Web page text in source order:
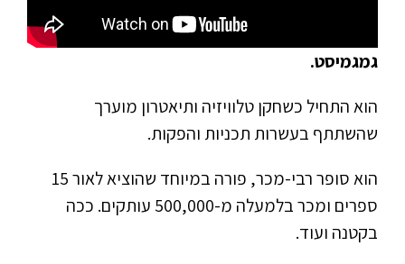
גמגמיסט.
הוא התחיל כשחקן טלוויזיה ותיאטרון מוערך
שהשתתף בעשרות תכניות והפקות.
הוא סופר רבי-מכר, פורה במיוחד שהוציא לאור 15
ספרים ומכר בלמעלה מ-500,000 עותקים. ככה
בקטנה ועוד.